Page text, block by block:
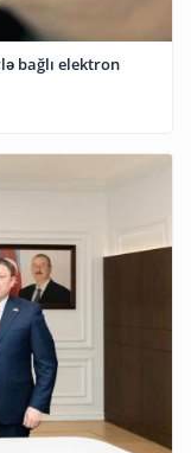
bağlı elektron